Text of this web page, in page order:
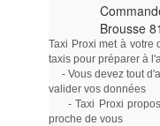
Brousse 81
Taxi Proxi met à votre
taxis pour préparer à
- Vous devez tout
valider vos données
- Taxi Proxi
proche de vous